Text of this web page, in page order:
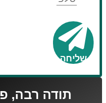
שליחה
תודה רבה,